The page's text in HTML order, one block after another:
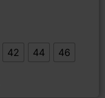
42 44 46